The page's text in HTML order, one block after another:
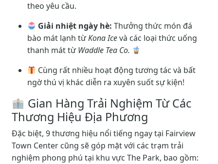
theo yêu cầu.
Giải nhiệt ngày hè: Thưởng thức món đá
bào mát lạnh từKona Icevà các loại thức uống
thanh mát từWaddle Tea Co.
Cùng rất nhiều hoạt động tương tác và bất
ngờ thú vị khác diễn ra xuyên suốt sự kiện!
Gian Hàng Trải Nghiệm Từ Các
Thương Hiệu Địa Phương
Đặc biệt, 9 thương hiệu nổi tiếng ngay tại Fairview
Town Center cũng sẽ góp mặt với các trạm trải
nghiệm phong phú tại khu vực The Park, bao gồm: